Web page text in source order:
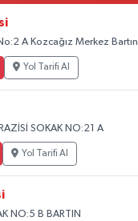
A Kozcağız Merkez Bartın
Yol Tarifi Al
SOKAK NO:21 A
Yol Tarifi Al
NO:5 B BARTIN